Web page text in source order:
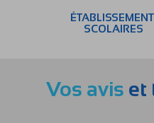
SCOLAIRES
Vos avis et